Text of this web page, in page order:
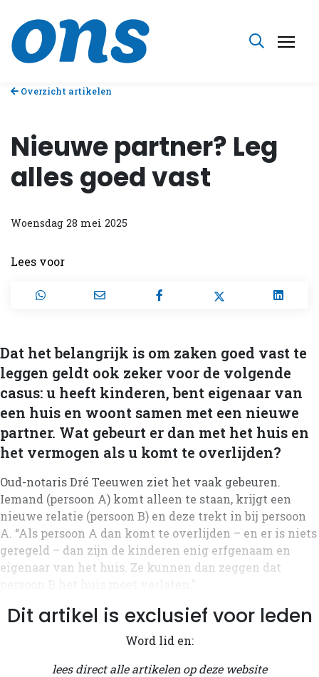
Overzicht artikelen
Nieuwe partner? Leg
alles goed vast
Woensdag 28 mei 2025
Lees voor
Dat het belangrijk is om zaken goed vast te
leggen geldt ook zeker voor de volgende
casus: u heeft kinderen, bent eigenaar van
een huis en woont samen met een nieuwe
partner. Wat gebeurt er dan met het huis en
het vermogen als u komt te overlijden?
Oud-notaris Dré Teeuwen ziet het vaak gebeuren.
Iemand (persoon A) komt alleen te staan, krijgt een
nieuwe relatie (persoon B) en deze trekt in bij persoon
A. “Als persoon A dan komt te overlijden – en er is niets
geregeld – dan zijn de kinderen enig erfgenaam en
eigenaar van het huis. Ze kunnen dan zeggen dat
Dit artikel is exclusief voor leden
Word lid en:
lees direct alle artikelen op deze website